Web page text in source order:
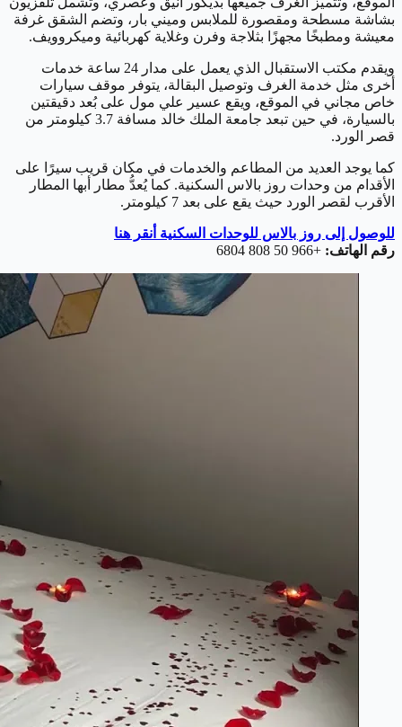
بشاشة مسطحة ومقصورة للملابس وميني بار، وتضم الشقق غرفة
معيشة ومطبخًا مجهزًا بثلاجة وفرن وغلاية كهربائية وميكروويف.
ويقدم مكتب الاستقبال الذي يعمل على مدار 24 ساعة خدمات
أخرى مثل خدمة الغرف وتوصيل البقالة، يتوفر موقف سيارات
خاص مجاني في الموقع، ويقع عسير علي مول على بُعد دقيقتين
بالسيارة، في حين تبعد جامعة الملك خالد مسافة 3.7 كيلومتر من
قصر الورد.
كما يوجد العديد من المطاعم والخدمات في مكان قريب سيرًا على
الأقدام من وحدات روز بالاس السكنية. كما يُعدُّ مطار أبها المطار
الأقرب لقصر الورد حيث يقع على بعد 7 كيلومتر.
للوصول إلى روز بالاس للوحدات السكنية أنقر هنا
رقم الهاتف: +966 50 808 6804